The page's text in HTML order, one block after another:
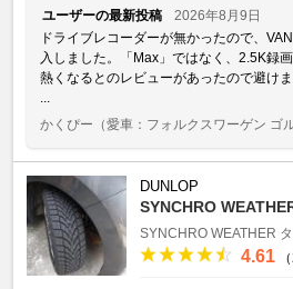
ユーザーの最新投稿
2026年8月9日
ドライブレコーダーが無かったので、
入しました。「Max」ではなく、2.5K録
熱くなるとのレビューがあったので避け
かくぴー （愛車：フォルクスワーゲン ゴ
DUNLOP
SYNCHRO
SYNCHRO WEATHER
4.61